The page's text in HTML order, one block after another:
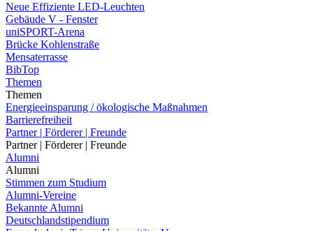
Neue Effiziente LED-Leuchten
Gebäude V - Fenster
uniSPORT-Arena
Brücke Kohlenstraße
Mensaterrasse
BibTop
Themen
Themen
Energieeinsparung / ökologische Maßnahmen
Barrierefreiheit
Partner | Förderer | Freunde
Partner | Förderer | Freunde
Alumni
Alumni
Stimmen zum Studium
Alumni-Vereine
Bekannte Alumni
Deutschlandstipendium